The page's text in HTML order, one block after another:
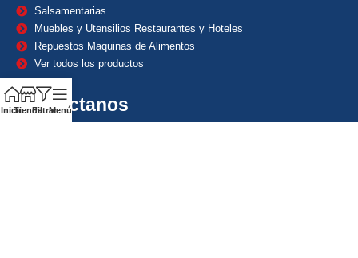
Salsamentarias
Muebles y Utensilios Restaurantes y Hoteles
Repuestos Maquinas de Alimentos
Ver todos los productos
Contáctanos
InicioTiendaFiltrarMenú